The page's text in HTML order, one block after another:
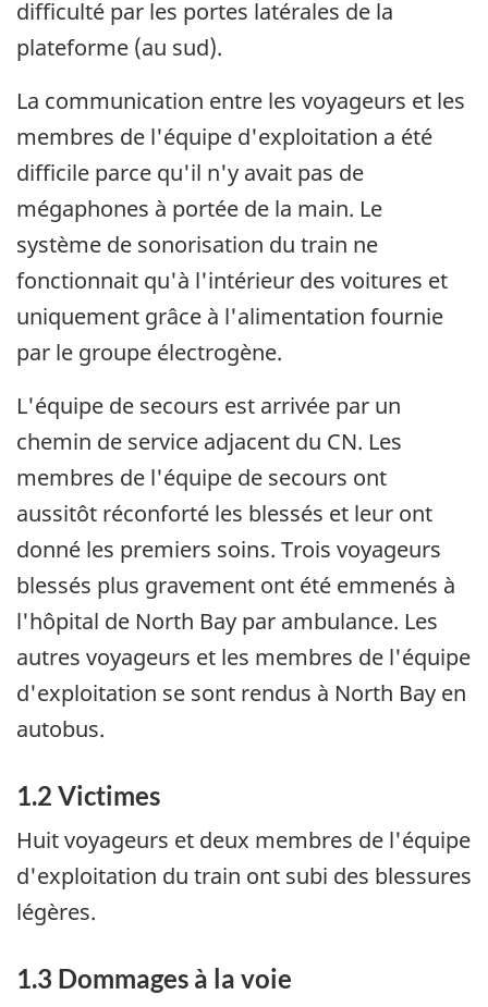
difficulté par les portes latérales de la
plateforme (au sud).
La communication entre les voyageurs et les
membres de l'équipe d'exploitation a été
difficile parce qu'il n'y avait pas de
mégaphones à portée de la main. Le
système de sonorisation du train ne
fonctionnait qu'à l'intérieur des voitures et
uniquement grâce à l'alimentation fournie
par le groupe électrogène.
L'équipe de secours est arrivée par un
chemin de service adjacent du CN. Les
membres de l'équipe de secours ont
aussitôt réconforté les blessés et leur ont
donné les premiers soins. Trois voyageurs
blessés plus gravement ont été emmenés à
l'hôpital de North Bay par ambulance. Les
autres voyageurs et les membres de l'équipe
d'exploitation se sont rendus à North Bay en
autobus.
1.2 Victimes
Huit voyageurs et deux membres de l'équipe
d'exploitation du train ont subi des blessures
légères.
1.3 Dommages à la voie